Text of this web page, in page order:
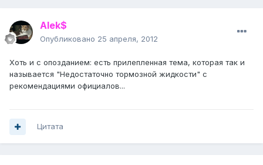
Alek$
Опубликовано 25 апреля, 2012
Хоть и с опозданием: есть прилепленная тема, которая так и
называется "Недостаточно тормозной жидкости" с
рекомендациями официалов...
Цитата